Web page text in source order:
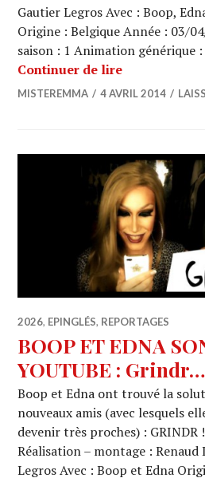
Gautier Legros Avec : Boop,
Origine : Belgique Année : 03/
saison : 1 Animation générique
Continuer de lireBOOP ET
MISTEREMMA 4 AVRIL 2014
2026, EPINGLÉS, REPORTAGES
BOOP ET EDNA
YOUTUBE : Grindr…
Boop et Edna ont trouvé la
nouveaux amis (avec lesquels
devenir très proches) : GRINDR
Réalisation – montage : Renaud
Legros Avec : Boop et Edna